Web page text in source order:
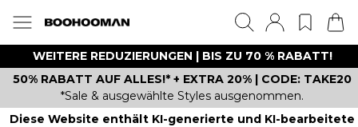
WEITERE REDUZIERUNGEN | BIS ZU 70 % RABATT!
50% RABATT AUF ALLES!* + EXTRA 20% | CODE: TAKE20
*Sale & ausgewählte Styles ausgenommen.
Diese Website enthält KI-generierte und KI-bearbeitete